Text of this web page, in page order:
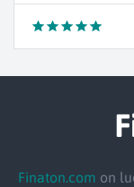
Finaton.com on